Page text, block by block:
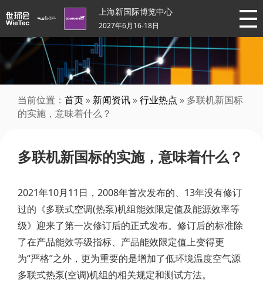
上海新国际博览中心
2027年6月16-18日
当前位置： 首页 » 新闻资讯 »行业热点 » 多联机新国标
的实施，意味着什么？
多联机新国标的实施，意味着什么？
2021年10月11日，2008年首次发布的、13年没有修订
过的《多联式空调(热泵)机组能效限定值及能源效率等
级》迎来了第一次修订后的正式发布。修订后的标准除
了在产品能效等级指标、产品能效限定值上变得更
为“严格”之外，更为重要的是增加了低环境温度空气源
多联式热泵(空调)机组的相关规定和测试方法。